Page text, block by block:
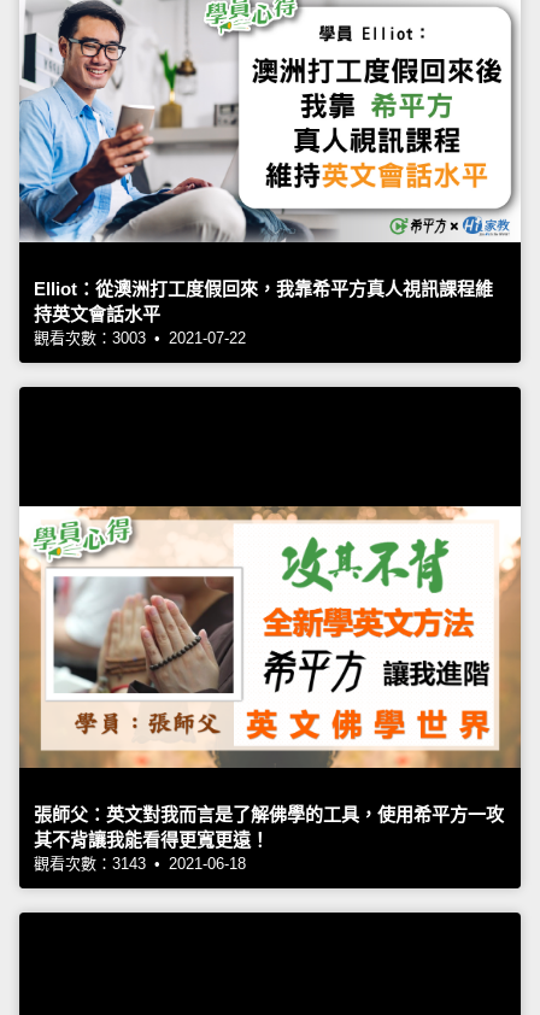
Elliot：從澳洲打工度假回來，我靠希平方真人視訊課程維
持英文會話水平
觀看次數：3003 • 2021-07-22
張師父：英文對我而言是了解佛學的工具，使用希平方一攻
其不背讓我能看得更寬更遠！
觀看次數：3143 • 2021-06-18